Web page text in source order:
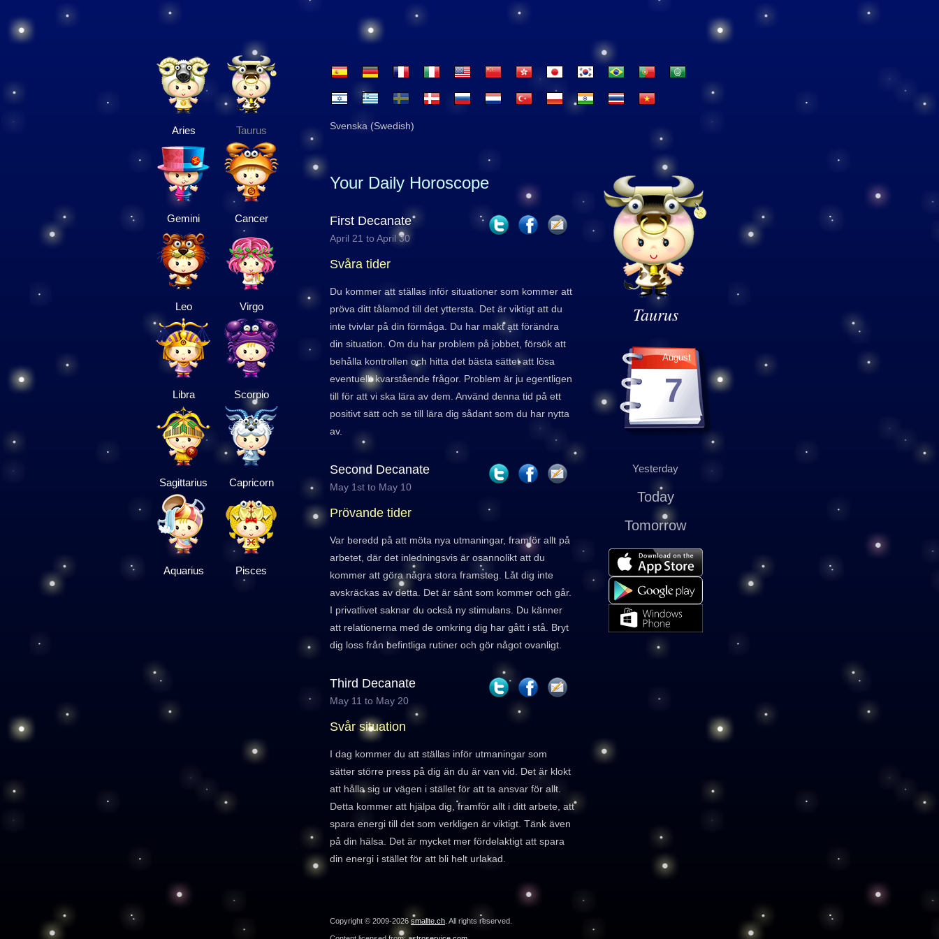
Aries Taurus
Gemini Cancer
Leo Virgo
Libra Scorpio
Sagittarius Capricorn
Aquarius Pisces
Svenska (Swedish)
Taurus
August
7
Yesterday
Today
Tomorrow
Your Daily Horoscope
First Decanate
April 21 to April 30
Svåra tider
Du kommer att ställas inför situationer som kommer att
pröva ditt tålamod till det yttersta. Det är viktigt att du
inte tvivlar på din förmåga. Du har makt att förändra
din situation. Om du har problem på jobbet, försök att
behålla kontrollen och hitta det bästa sättet att lösa
eventuellt kvarstående frågor. Problem är ju egentligen
till för att vi ska lära av dem. Använd denna tid på ett
positivt sätt och se till lära dig sådant som du har nytta
av.
Second Decanate
May 1st to May 10
Prövande tider
Var beredd på att möta nya utmaningar, framför allt på
arbetet, där det inledningsvis är osannolikt att du
kommer att göra några stora framsteg. Låt dig inte
avskräckas av detta. Det är sånt som kommer och går.
I privatlivet saknar du också ny stimulans. Du känner
att relationerna med de omkring dig har gått i stå. Bryt
dig loss från befintliga rutiner och gör något ovanligt.
Third Decanate
May 11 to May 20
Svår situation
I dag kommer du att ställas inför utmaningar som
sätter större press på dig än du är van vid. Det är klokt
att hålla sig ur vägen i stället för att ta ansvar för allt.
Detta kommer att hjälpa dig, framför allt i ditt arbete, att
spara energi till det som verkligen är viktigt. Tänk även
på din hälsa. Det är mycket mer fördelaktigt att spara
din energi i stället för att bli helt urlakad.
Copyright © 2009-2026 smallte.ch . All rights reserved.